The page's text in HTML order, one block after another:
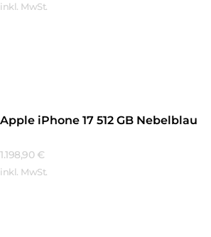
inkl. MwSt.
Apple iPhone 17 512 GB Nebelblau
1.198,90 €
inkl. MwSt.